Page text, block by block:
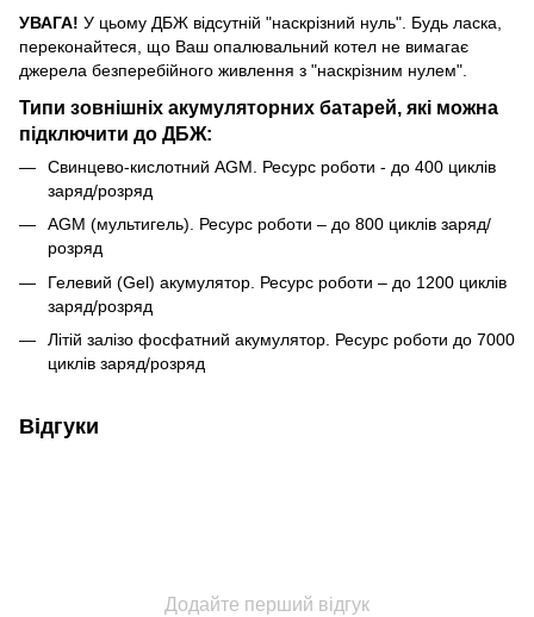
УВАГА! У цьому ДБЖ відсутній "наскрізний нуль". Будь ласка,
переконайтеся, що Ваш опалювальний котел не вимагає
джерела безперебійного живлення з "наскрізним нулем".
Типи зовнішніх акумуляторних батарей, які можна
підключити до ДБЖ:
Свинцево-кислотний AGM. Ресурс роботи - до 400 циклів
заряд/розряд
AGM (мультигель). Ресурс роботи – до 800 циклів заряд/
розряд
Гелевий (Gel) акумулятор. Ресурс роботи – до 1200 циклів
заряд/розряд
Літій залізо фосфатний акумулятор. Ресурс роботи до 7000
циклів заряд/розряд
Відгуки
Додайте перший відгук